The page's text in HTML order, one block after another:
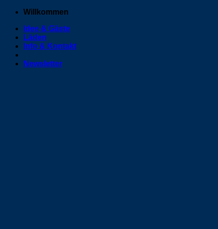
Zum
springen
Willkommen
Idee & Gäste
Läden
Info & Kontakt
Newsletter